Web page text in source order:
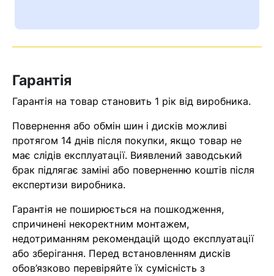
Помилка:
Оператор зв’яжеться з вами
найближчим часом
Гарантія
Гарантія на товар становить 1 рік від виробника.
Повернення або обмін шин і дисків можливі
протягом 14 днів після покупки, якщо товар не
має слідів експлуатації. Виявлений заводський
брак підлягає заміні або поверненню коштів після
експертизи виробника.
Гарантія не поширюється на пошкодження,
спричинені некоректним монтажем,
недотриманням рекомендацій щодо експлуатації
або зберігання. Перед встановленням дисків
обов’язково перевіряйте їх сумісність з